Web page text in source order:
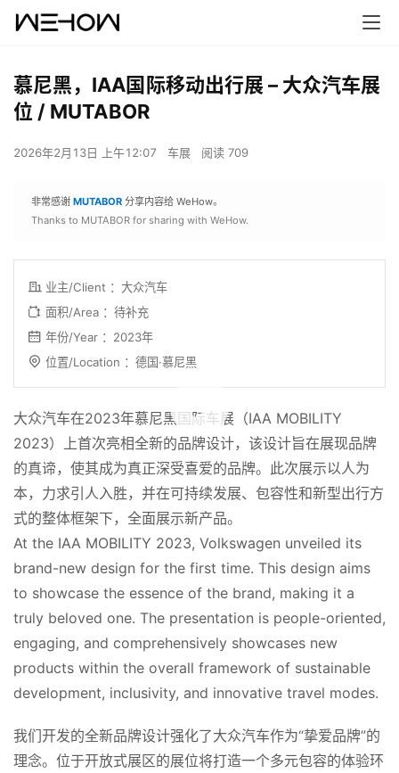
慕尼黑，IAA国际移动出行展 – 大众汽车展
位 / MUTABOR
2026年2月13日 上午12:07 车展 阅读 709
非常感谢 MUTABOR 分享内容给 WeHow。
Thanks to MUTABOR for sharing with WeHow.
业主/Client ：大众汽车
面积/Area ：待补充
年份/Year ：2023年
位置/Location ：德国·慕尼黑
00:00 / 01:47
大众汽车在2023年慕尼黑国际车展（IAA MOBILITY
2023）上首次亮相全新的品牌设计，该设计旨在展现品牌
的真谛，使其成为真正深受喜爱的品牌。此次展示以人为
本，力求引人入胜，并在可持续发展、包容性和新型出行方
式的整体框架下，全面展示新产品。
At the IAA MOBILITY 2023, Volkswagen unveiled its
brand-new design for the first time. This design aims
to showcase the essence of the brand, making it a
truly beloved one. The presentation is people-oriented,
engaging, and comprehensively showcases new
products within the overall framework of sustainable
development, inclusivity, and innovative travel modes.
我们开发的全新品牌设计强化了大众汽车作为“挚爱品牌”的
理念。位于开放式展区的展位将打造一个多元包容的体验环